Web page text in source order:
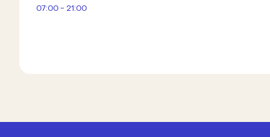
07:00 - 21:00